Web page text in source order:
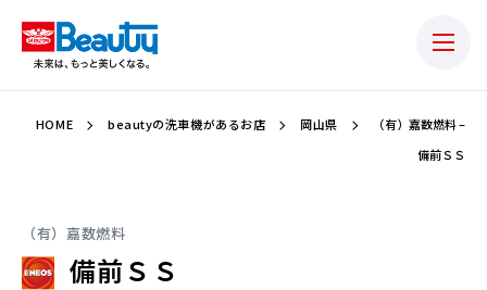
HOME beautyの洗車機があるお店 岡山県
（有）嘉数燃料 –
備前ＳＳ
（有）嘉数燃料
備前ＳＳ